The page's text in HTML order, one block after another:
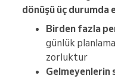
dönüşü üç durumda
Birden fazla
günlük
zorluktur
Gelmeyenlerin